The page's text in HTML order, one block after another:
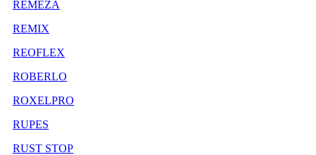
REMEZA
REMIX
REOFLEX
ROBERLO
ROXELPRO
RUPES
RUST STOP